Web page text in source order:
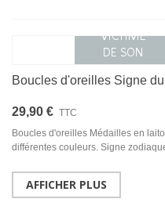
Boucles d'oreilles Signe
29,90 € TTC
Boucles d'oreilles Médailles en
différentes couleurs. Signe
AFFICHER PLUS